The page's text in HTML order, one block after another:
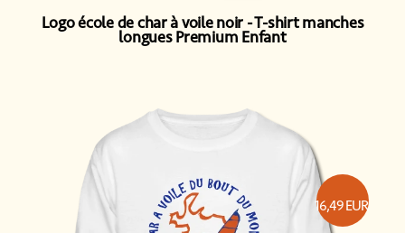
Logo école de char à voile noir T-shirt manches
longues Premium Enfant
16,49EUR